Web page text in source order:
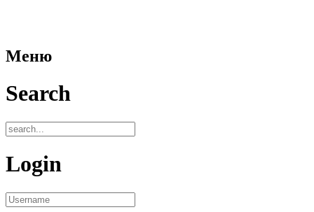
Меню
Search
Login